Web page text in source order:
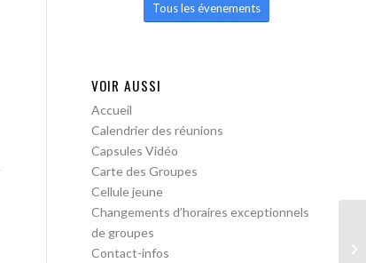
Tous les évenements
VOIR AUSSI
Accueil
Calendrier des réunions
Capsules Vidéo
Carte des Groupes
Cellule jeune
Changements d’horaires exceptionnels
de groupes
Contact-infos